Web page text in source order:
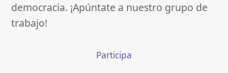
democracia. ¡Apúntate a nuestro grupo de
trabajo!
Participa